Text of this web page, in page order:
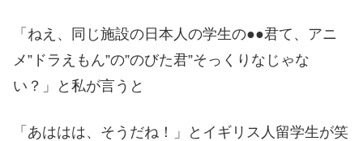
「ねえ、同じ施設の日本人の学生の●●君て、アニ
メ”ドラえもん”の”のびた君”そっくりなじゃな
い？」と私が言うと
「あははは、そうだね！」とイギリス人留学生が笑